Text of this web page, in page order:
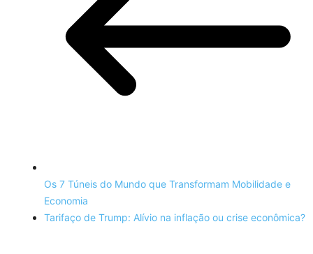
Os 7 Túneis do Mundo que Transformam Mobilidade e
Economia
Tarifaço de Trump: Alívio na inflação ou crise econômica?